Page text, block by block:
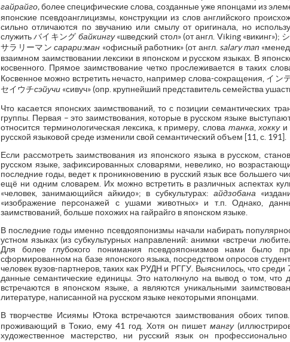
гайрайго,более специфические слова, созданные уже японцами из
японские псевдоанглицизмы, конструкции из слов английского
сильно отличаются по звучанию или смылу от оригинала, но
служить バイキング байкингу«шведский стол» (от англ. Viking «викинг»);
サラリーマンсарари:ман «офисный работник» (от англ. salary man
взаимном заимствовании лексики в японском и русском языках. В
косвенного. Прямое заимствование четко прослеживается в таких
Косвенное можно встретить нечасто, например слова-сокращения, イン
セイウチсэйучи«сивуч» (опр. крупнейший представитель семейства
Что касается японских заимствований, то с позиции семантических
группы. Первая – это заимствования, которые в русском языке
относится терминологическая лексика, к примеру, слова танка ,хоккуи
русской языковой среде изменили свой семантический объем [11, с. 191].
Если рассмотреть заимствования из японского языка в русском,
русском языке, зафиксированных словарями, невелико, но
последние годы, ведет к проникновению в русский язык все большего
ещё ни одним словарем. Их можно встретить в различных аспектах
«человек, занимающийся айкидо»; в субкультурах: айдзобана
«изображение персонажей с ушами животных» и т.п. Однако,
заимствований, больше похожих на гайрайго в японском языке.
В последние годы именно псевдояпонизмы начали набирать
устном языках (из субкультурных направлений: анимки «встречи
Для более глубокого понимания псевдояпонизмов нами было
сформированном на базе японского языка, посредством опросов
человек вузов-партнеров, таких как РУДН и РГГУ. Выяснилось, что
данные семантические единицы. Это натолкнуло на вывод о том,
встречаются в японском языке, а являются уникальными
литературе, написанной на русском языке некоторыми японцами.
В творчестве Исиямы Ютока встречаются заимствования обоих
проживающий в Токио, ему 41 год. Хотя он пишет мангу
художественное мастерство, ни русский язык он